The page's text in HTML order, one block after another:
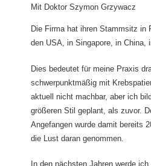
Mit Doktor Szymon Grzywacz
Die Firma hat ihren Stammsitz in
den USA, in Singapore, in China,
Dies bedeutet für meine Praxis
schwerpunktmäßig mit
aktuell nicht machbar, aber ich
größeren Stil geplant, als zuvor.
Angefangen wurde damit bereits
die Lust daran genommen.
In den nächsten Jahren werde